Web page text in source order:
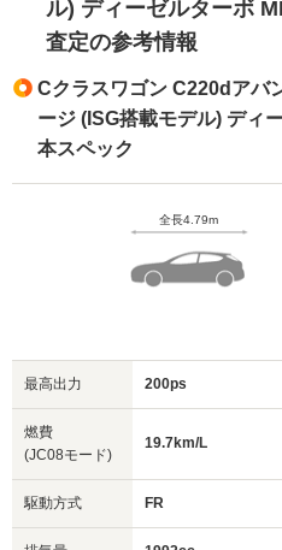
ル) ディーゼルターボ
査定の参考情報
Cクラスワゴン C220dアバ
ージ (ISG搭載モデル) ディ
本スペック
全長4.79m
最高出力 200ps
燃費
(JC08モード)
19.7km/L
駆動方式 FR